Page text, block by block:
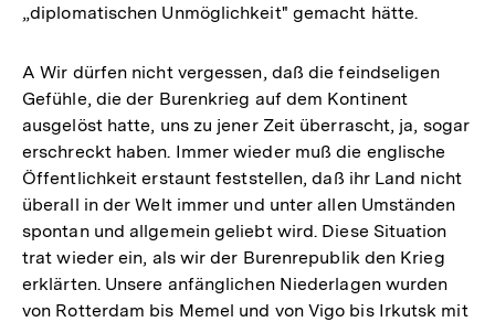
„diplomatischen Unmöglichkeit" gemacht hätte.
A Wir dürfen nicht vergessen, daß die feindseligen
Gefühle, die der Burenkrieg auf dem Kontinent
ausgelöst hatte, uns zu jener Zeit überrascht, ja, sogar
erschreckt haben. Immer wieder muß die englische
Öffentlichkeit erstaunt feststellen, daß ihr Land nicht
überall in der Welt immer und unter allen Umständen
spontan und allgemein geliebt wird. Diese Situation
trat wieder ein, als wir der Burenrepublik den Krieg
erklärten. Unsere anfänglichen Niederlagen wurden
von Rotterdam bis Memel und von Vigo bis Irkutsk mit